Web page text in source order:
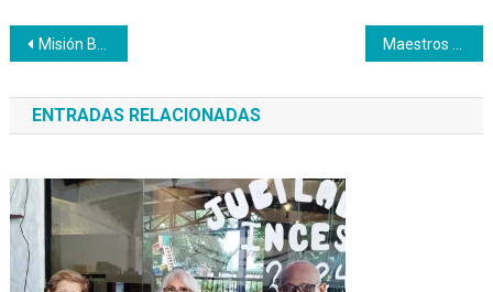
Navegación
de
entradas
Misión Barrio Adentro Deportivo atenderá a los chambistas Inces Maestros productivos del Apure se forman en la elaboración de proyectos
ENTRADAS RELACIONADAS